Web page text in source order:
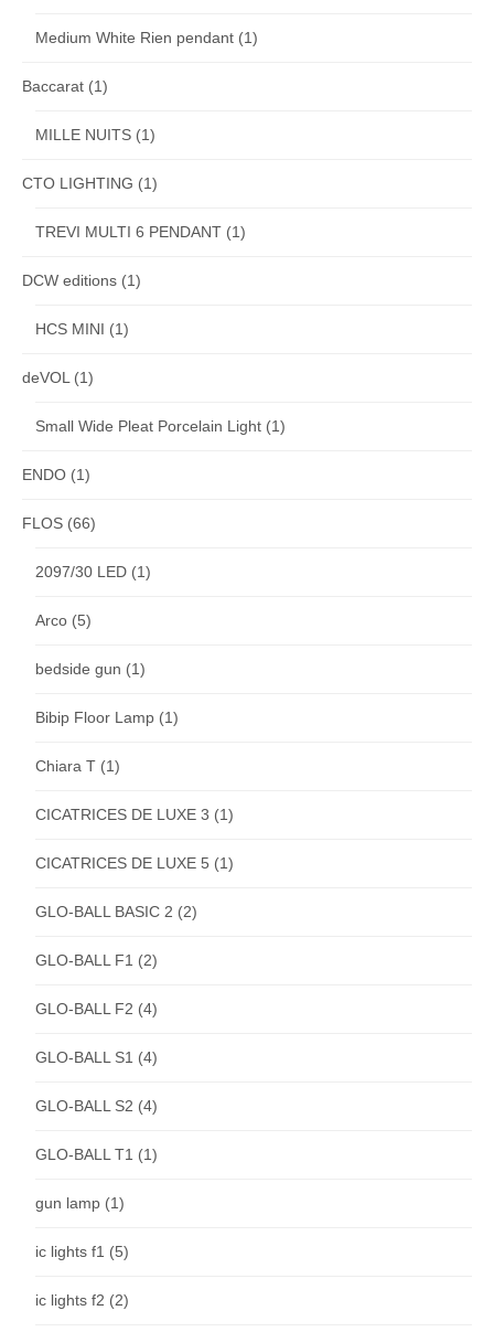
Medium White Rien pendant (1)
Baccarat (1)
MILLE NUITS (1)
CTO LIGHTING (1)
TREVI MULTI 6 PENDANT (1)
DCW editions (1)
HCS MINI (1)
deVOL (1)
Small Wide Pleat Porcelain Light (1)
ENDO (1)
FLOS (66)
2097/30 LED (1)
Arco (5)
bedside gun (1)
Bibip Floor Lamp (1)
Chiara T (1)
CICATRICES DE LUXE 3 (1)
CICATRICES DE LUXE 5 (1)
GLO-BALL BASIC 2 (2)
GLO-BALL F1 (2)
GLO-BALL F2 (4)
GLO-BALL S1 (4)
GLO-BALL S2 (4)
GLO-BALL T1 (1)
gun lamp (1)
ic lights f1 (5)
ic lights f2 (2)